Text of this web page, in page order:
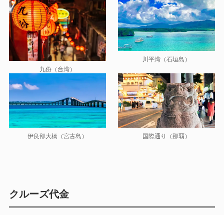
九份（台湾）
川平湾（石垣島）
伊良部大橋（宮古島） 国際通り（那覇）
クルーズ代金